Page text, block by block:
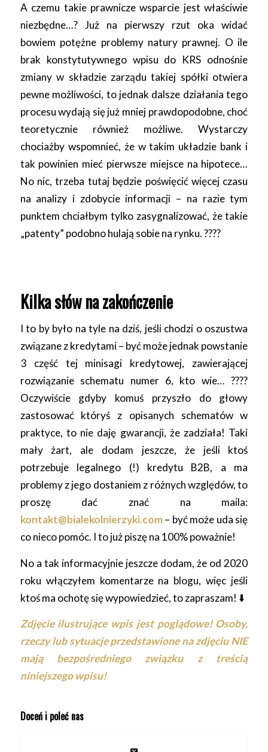
A czemu takie prawnicze wsparcie jest właściwie
niezbędne…? Już na pierwszy rzut oka widać
bowiem potężne problemy natury prawnej. O ile
brak konstytutywnego wpisu do KRS odnośnie
zmiany w składzie zarządu takiej spółki otwiera
pewne możliwości, to jednak dalsze działania tego
procesu wydają się już mniej prawdopodobne, choć
teoretycznie również możliwe. Wystarczy
chociażby wspomnieć, że w takim układzie bank i
tak powinien mieć pierwsze miejsce na hipotece…
No nic, trzeba tutaj będzie poświęcić więcej czasu
na analizy i zdobycie informacji – na razie tym
punktem chciałbym tylko zasygnalizować, że takie
„patenty” podobno hulają sobie na rynku.????
Kilka słów na zakończenie
I to by było na tyle na dziś, jeśli chodzi o oszustwa
związane z kredytami – być może jednak powstanie
3 część tej minisagi kredytowej, zawierającej
rozwiązanie schematu numer 6, kto wie…????
Oczywiście gdyby komuś przyszło do głowy
zastosować któryś z opisanych schematów w
praktyce, to nie daję gwarancji, że zadziała! Taki
mały żart, ale dodam jeszcze, że jeśli ktoś
potrzebuje legalnego (!) kredytu B2B, a ma
problemy z jego dostaniem z różnych względów, to
proszę dać znać na maila:
kontakt@bialekolnierzyki.com– być może uda się
co nieco pomóc. I to już piszę na 100% poważnie!
No a tak informacyjnie jeszcze dodam, że od 2020
roku włączyłem komentarze na blogu, więc jeśli
ktoś ma ochotę się wypowiedzieć, to zapraszam! ⬇️
Zdjęcie ilustrujące wpis jest poglądowe! Osoby,
rzeczy lub sytuacje przedstawione na zdjęciu NIE
mają bezpośredniego związku z treścią
niniejszego wpisu!
Doceń i poleć nas